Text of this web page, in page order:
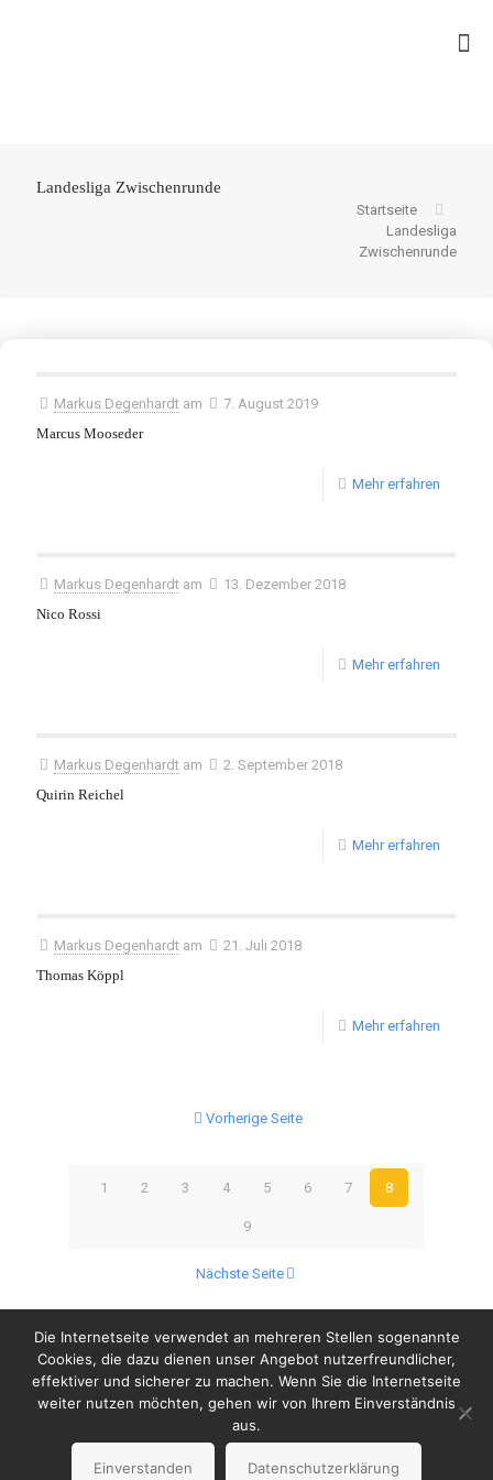
Landesliga Zwischenrunde
Startseite
Landesliga
Zwischenrunde
Markus Degenhardt am
7. August 2019
Marcus Mooseder
Mehr erfahren
Markus Degenhardt am
13. Dezember 2018
Nico Rossi
Mehr erfahren
Markus Degenhardt am
2. September 2018
Quirin Reichel
Mehr erfahren
Markus Degenhardt am
21. Juli 2018
Thomas Köppl
Mehr erfahren
Vorherige Seite
1 2 3 4 5 6 7 8
9
Nächste Seite
© Copyright 2023 by Wanderers Germering
Impressum
Datenschutzerklärung
Die Internetseite verwendet an mehreren Stellen sogenannte
Cookies, die dazu dienen unser Angebot nutzerfreundlicher,
effektiver und sicherer zu machen. Wenn Sie die Internetseite
weiter nutzen möchten, gehen wir von Ihrem Einverständnis
aus.
Einverstanden Datenschutzerklärung